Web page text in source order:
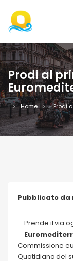
Prodi al
Home » Prodi
Pubblicato da
Prende il via
Commissione
Quotidiano del